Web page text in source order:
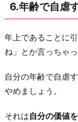
6.年齢で自虐
年上であることに
ね」とか言っちゃ
自分の年齢で自虐
やめましょう。
それは自分の価値